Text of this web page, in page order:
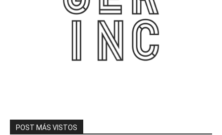
POST MÁS VISTOS